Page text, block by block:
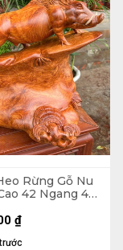
Rừng Gỗ Nu
42 Ngang 42
₫